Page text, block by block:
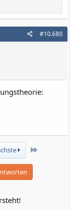
#10.680
Letzte